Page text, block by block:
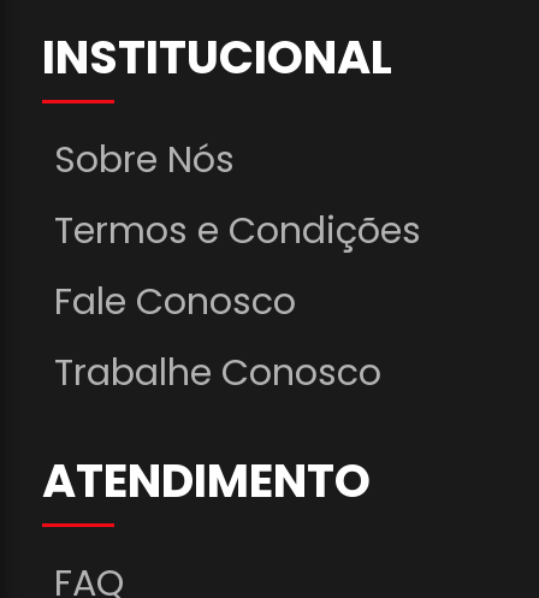
INSTITUCIONAL
Sobre Nós
Termos e Condições
Fale Conosco
Trabalhe Conosco
ATENDIMENTO
FAQ